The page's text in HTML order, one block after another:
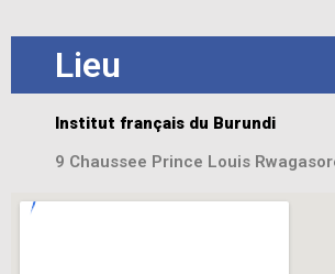
Lieu
Institut français du Burundi
9 Chaussee Prince Louis